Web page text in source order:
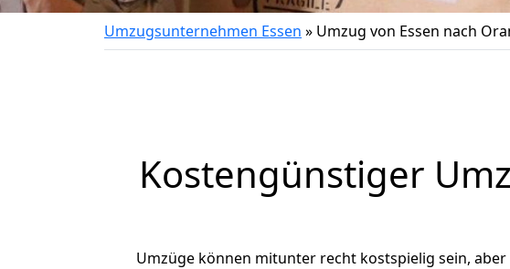
Umzugsunternehmen Essen » Umzug von Essen nach
Kostengünstiger
Umzüge können mitunter recht kostspielig sein,